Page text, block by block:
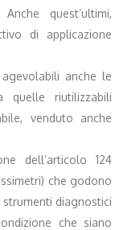
quest’ultimi,
di applicazione
anche le
quelle riutilizzabili
venduto anche
dell’articolo 124
che godono
diagnostici
che siano